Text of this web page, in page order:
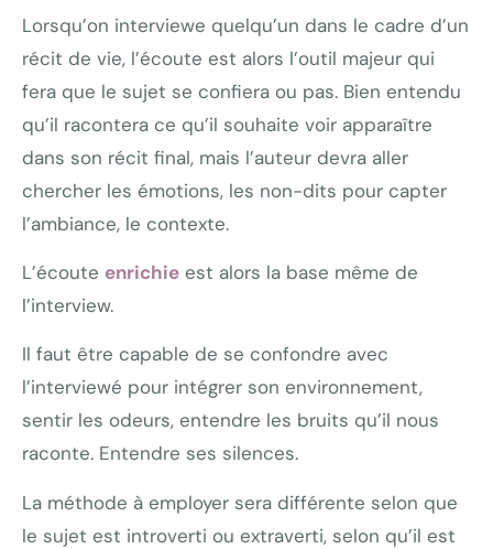
Lorsqu’on interviewe quelqu’un dans le cadre d’un
récit de vie, l’écoute est alors l’outil majeur qui
fera que le sujet se confiera ou pas. Bien entendu
qu’il racontera ce qu’il souhaite voir apparaître
dans son récit final, mais l’auteur devra aller
chercher les émotions, les non-dits pour capter
l’ambiance, le contexte.
L’écoute enrichie est alors la base même de
l’interview.
Il faut être capable de se confondre avec
l’interviewé pour intégrer son environnement,
sentir les odeurs, entendre les bruits qu’il nous
raconte. Entendre ses silences.
La méthode à employer sera différente selon que
le sujet est introverti ou extraverti, selon qu’il est